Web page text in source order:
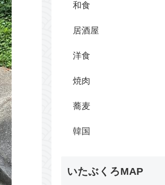
和食
居酒屋
洋食
焼肉
蕎麦
韓国
いたぶくろMAP